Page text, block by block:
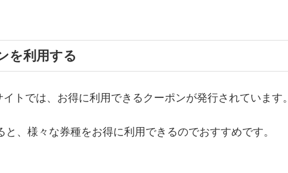
を利用する
トでは、お得に利用できるクーポンが発行されています。
、様々な券種をお得に利用できるのでおすすめです。